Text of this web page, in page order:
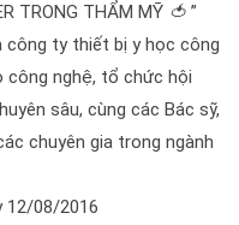
TRONG THẨM MỸ 🍅 ”
ty thiết bị y học công
công nghệ, tổ chức hội
sâu, cùng các Bác sỹ,
chuyên gia trong ngành
12/08/2016